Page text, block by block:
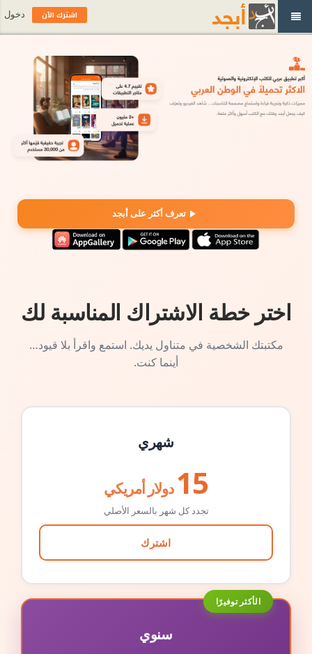
تعرف أكثر على أبجد
اختر خطة الاشتراك المناسبة لك
مكتبتك الشخصية في متناول يديك. استمع واقرأ بلا قيود…
أينما كنت.
شهري
15 دولار أمريكي
تجدد كل شهر بالسعر الأصلي
اشترك
الأكثر توفيرًا
سنوي
اشترك الآن دخول